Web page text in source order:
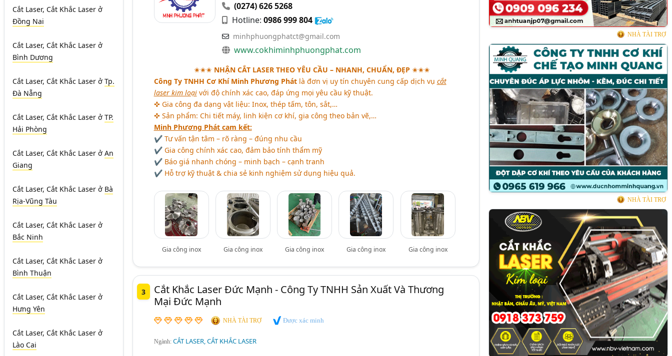
Cắt Laser, Cắt Khắc Laser ở
Đồng Nai
Cắt Laser, Cắt Khắc Laser ở
Bình Dương
Cắt Laser, Cắt Khắc Laser ở Tp.
Đà Nẵng
Cắt Laser, Cắt Khắc Laser ở TP.
Hải Phòng
Cắt Laser, Cắt Khắc Laser ở An
Giang
Cắt Laser, Cắt Khắc Laser ở Bà
Rịa-Vũng Tàu
Cắt Laser, Cắt Khắc Laser ở
Bắc Ninh
Cắt Laser, Cắt Khắc Laser ở
Bình Thuận
Cắt Laser, Cắt Khắc Laser ở
Hưng Yên
Cắt Laser, Cắt Khắc Laser ở
Lào Cai
(0274) 626 5268
Hotline: 0986 999 804
minhphuongphatct@gmail.com
www.cokhiminhphuongphat.com
✬✬✬ NHẬN CẮT LASER THEO YÊU CẦU – NHANH, CHUẨN, ĐẸP ✬✬✬
Công Ty TNHH Cơ Khí Minh Phương Phátlà đơn vị uy tín chuyên cung cấp dịch vụ cắt
laser kim loạivới độ chính xác cao, đáp ứng mọi yêu cầu kỹ thuật.
✜ Gia công đa dạng vật liệu: Inox, thép tấm, tôn, sắt,…
✜ Sản phẩm: Chi tiết máy, linh kiện cơ khí, gia công theo bản vẽ,…
Minh Phương Phát cam kết:
✔ Tư vấn tận tâm – rõ ràng – đúng nhu cầu
✔ Gia công chính xác cao, đảm bảo tính thẩm mỹ
✔ Báo giá nhanh chóng – minh bạch – cạnh tranh
✔ Hỗ trợ kỹ thuật & chia sẻ kinh nghiệm sử dụng hiệu quả.
Gia công inox Gia công inox Gia công inox Gia công inox Gia công inox
3
Cắt Khắc Laser Đức Mạnh - Công Ty TNHH Sản Xuất Và Thương
Mại Đức Mạnh
NHÀ TÀI TRỢ Được xác minh
Ngành: CẮT LASER, CẮT KHẮC LASER
NHÀ TÀI TRỢ
NHÀ TÀI TRỢ